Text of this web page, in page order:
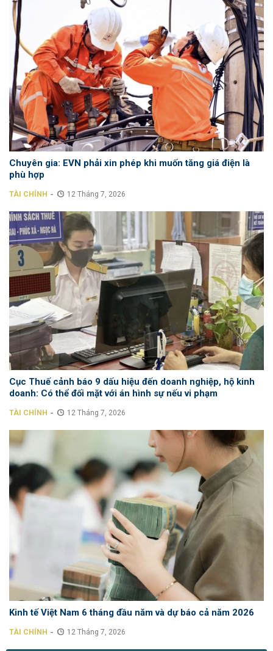
Chuyên gia: EVN phải xin phép khi muốn tăng giá điện là
phù hợp
TÀI CHÍNH - 12 Tháng 7, 2026
Cục Thuế cảnh báo 9 dấu hiệu đến doanh nghiệp, hộ kinh
doanh: Có thể đối mặt với án hình sự nếu vi phạm
TÀI CHÍNH - 12 Tháng 7, 2026
Kinh tế Việt Nam 6 tháng đầu năm và dự báo cả năm 2026
TÀI CHÍNH - 12 Tháng 7, 2026